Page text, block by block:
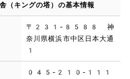
（キングの塔）の基本情報
〒231-8588 神
奈川県横浜市中区日本大通
1
045-210-111